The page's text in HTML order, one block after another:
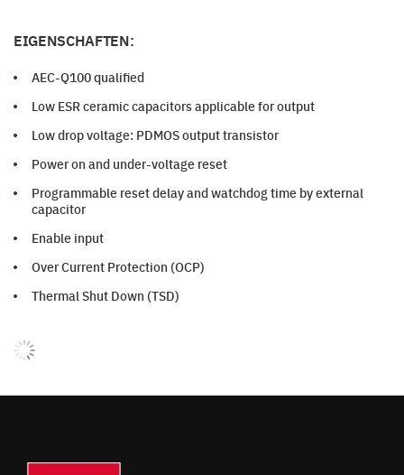
EIGENSCHAFTEN:
AEC-Q100 qualified
Low ESR ceramic capacitors applicable for output
Low drop voltage: PDMOS output transistor
Power on and under-voltage reset
Programmable reset delay and watchdog time by external
capacitor
Enable input
Over Current Protection (OCP)
Thermal Shut Down (TSD)